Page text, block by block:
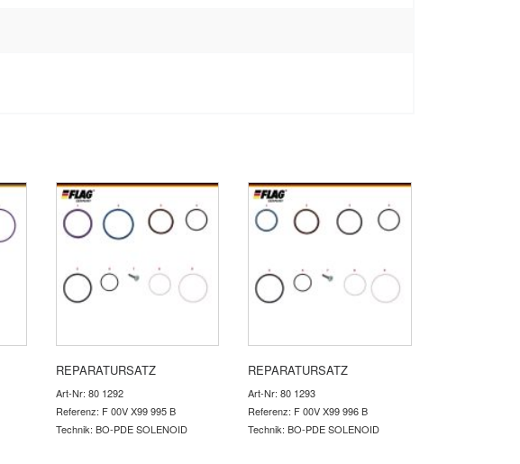
REPARATURSATZ
Art-Nr: 80 1292
Referenz: F 00V X99 995 B
Technik: BO-PDE SOLENOID
REPARATURSATZ
Art-Nr: 80 1293
Referenz: F 00V X99 996 B
Technik: BO-PDE SOLENOID